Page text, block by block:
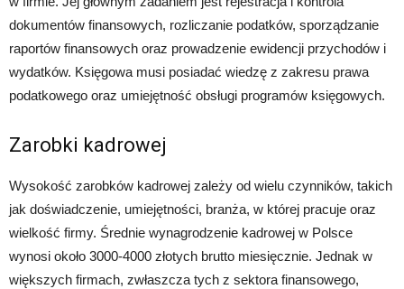
dokumentów finansowych, rozliczanie podatków, sporządzanie
raportów finansowych oraz prowadzenie ewidencji przychodów i
wydatków. Księgowa musi posiadać wiedzę z zakresu prawa
podatkowego oraz umiejętność obsługi programów księgowych.
Zarobki kadrowej
Wysokość zarobków kadrowej zależy od wielu czynników, takich
jak doświadczenie, umiejętności, branża, w której pracuje oraz
wielkość firmy. Średnie wynagrodzenie kadrowej w Polsce
wynosi około 3000-4000 złotych brutto miesięcznie. Jednak w
większych firmach, zwłaszcza tych z sektora finansowego,